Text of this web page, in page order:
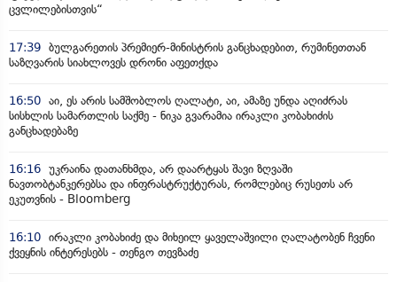
ცვლილებისთვის“
17:39 ბულგარეთის პრემიერ-მინისტრის განცხადებით, რუმინეთთან
საზღვარის სიახლოვეს დრონი აფეთქდა
16:50 აი, ეს არის სამშობლოს ღალატი, აი, ამაზე უნდა აღიძრას
სისხლის სამართლის საქმე - ნიკა გვარამია ირაკლი კობახიძის
განცხადებაზე
16:16 უკრაინა დათანხმდა, არ დაარტყას შავი ზღვაში
ნავთობტანკერებსა და ინფრასტრუქტურას, რომლებიც რუსეთს არ
ეკუთვნის - Bloomberg
16:10 ირაკლი კობახიძე და მიხეილ ყაველაშვილი ღალატობენ ჩვენი
ქვეყნის ინტერესებს - თენგო თევზაძე